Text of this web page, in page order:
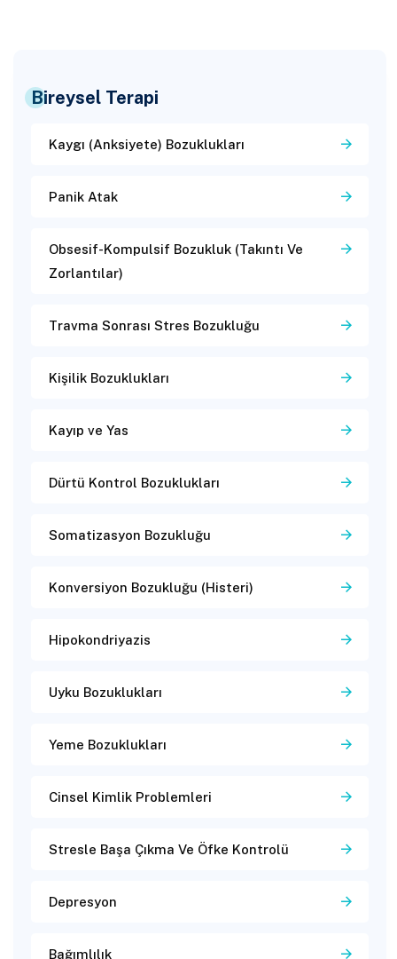
Bireysel Terapi
Kaygı (Anksiyete) Bozuklukları
Panik Atak
Obsesif-Kompulsif Bozukluk (Takıntı Ve
Zorlantılar)
Travma Sonrası Stres Bozukluğu
Kişilik Bozuklukları
Kayıp ve Yas
Dürtü Kontrol Bozuklukları
Somatizasyon Bozukluğu
Konversiyon Bozukluğu (Histeri)
Hipokondriyazis
Uyku Bozuklukları
Yeme Bozuklukları
Cinsel Kimlik Problemleri
Stresle Başa Çıkma Ve Öfke Kontrolü
Depresyon
Bağımlılık